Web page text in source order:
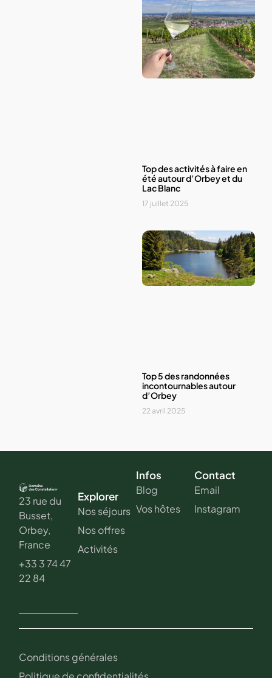
Top des activités à faire en
été autour d’Orbey et du
Lac Blanc
17 juillet 2025
Top 5 des randonnées
incontournables autour
d’Orbey
22 avril 2025
23 rue du
Busset,
Orbey,
France
+33 3 74 47
22 84
Explorer
Nos séjours
Nos offres
Activités
Infos
Blog
Vos hôtes
Contact
Email
Instagram
Conditions générales